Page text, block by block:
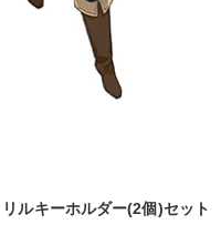
ルキーホルダー(2個)セット